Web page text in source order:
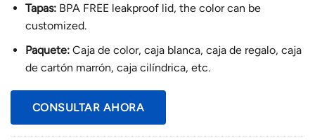
Tapas: BPA FREE leakproof lid, the color can be
customized.
Paquete: Caja de color, caja blanca, caja de regalo, caja
de cartón marrón, caja cilíndrica, etc.
CONSULTAR AHORA